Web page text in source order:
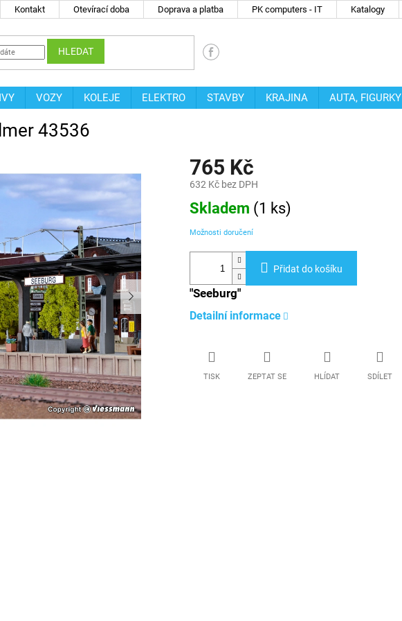
Kontakt Otevírací doba Doprava a platba PK computers - IT Katalogy
HLEDAT
VOZY KOLEJE ELEKTRO STAVBY KRAJINA AUTA, FIGURKY
43536
765 Kč
632 Kč bez DPH
Měrná
cena:
Skladem (1 ks)
Možnosti doručení
Přidat do košíku
"Seeburg"
Detailní informace
TISK ZEPTAT SE HLÍDAT SDÍLET